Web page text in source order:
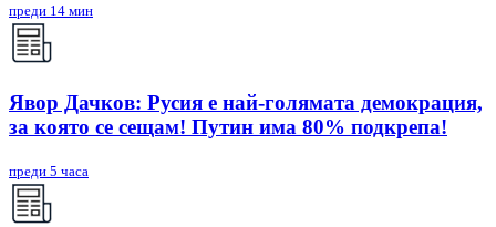
преди 14 мин
Явор Дачков: Русия е най-голямата демокрация,
за която се сещам! Путин има 80% подкрепа!
преди 5 часа